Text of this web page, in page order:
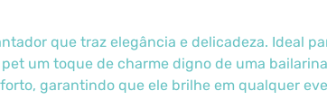
que traz elegância e delicadeza. Ideal
um toque de charme digno de uma
garantindo que ele brilhe em qualquer